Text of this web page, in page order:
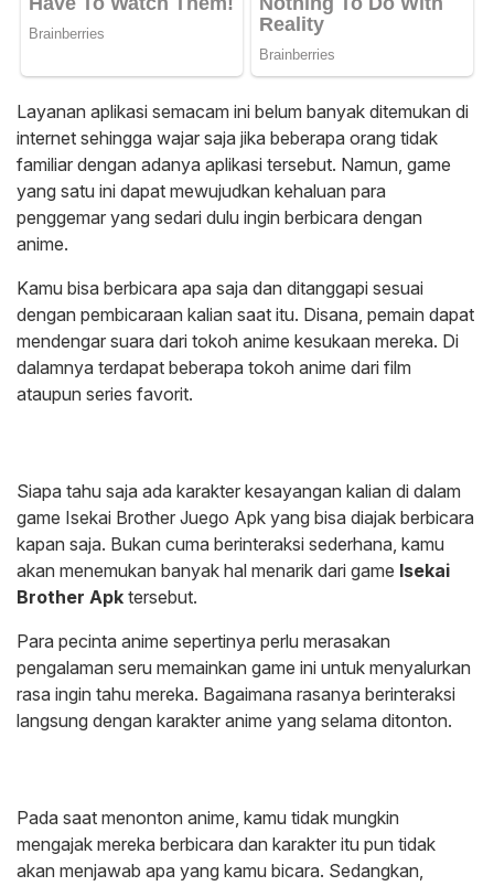
Layanan aplikasi semacam ini belum banyak ditemukan di
internet sehingga wajar saja jika beberapa orang tidak
familiar dengan adanya aplikasi tersebut. Namun, game
yang satu ini dapat mewujudkan kehaluan para
penggemar yang sedari dulu ingin berbicara dengan
anime.
Kamu bisa berbicara apa saja dan ditanggapi sesuai
dengan pembicaraan kalian saat itu. Disana, pemain dapat
mendengar suara dari tokoh anime kesukaan mereka. Di
dalamnya terdapat beberapa tokoh anime dari film
ataupun series favorit.
Siapa tahu saja ada karakter kesayangan kalian di dalam
game Isekai Brother Juego Apk yang bisa diajak berbicara
kapan saja. Bukan cuma berinteraksi sederhana, kamu
akan menemukan banyak hal menarik dari game Isekai
Brother Apk tersebut.
Para pecinta anime sepertinya perlu merasakan
pengalaman seru memainkan game ini untuk menyalurkan
rasa ingin tahu mereka. Bagaimana rasanya berinteraksi
langsung dengan karakter anime yang selama ditonton.
Pada saat menonton anime, kamu tidak mungkin
mengajak mereka berbicara dan karakter itu pun tidak
akan menjawab apa yang kamu bicara. Sedangkan,